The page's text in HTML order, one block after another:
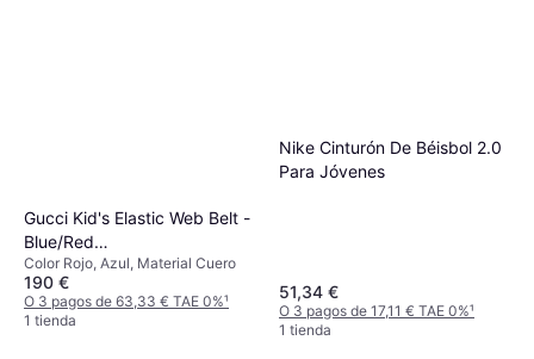
Gucci Kid's Elastic Web Belt -
Blue/Red
(432707HAENN8497)
Color Rojo, Azul, Material Cuero
190 €
O 3 pagos de 63,33 € TAE 0%¹
1 tienda
Nike Cinturón De Béisbol 2.0
Para Jóvenes
51,34 €
O 3 pagos de 17,11 € TAE 0%¹
1 tienda